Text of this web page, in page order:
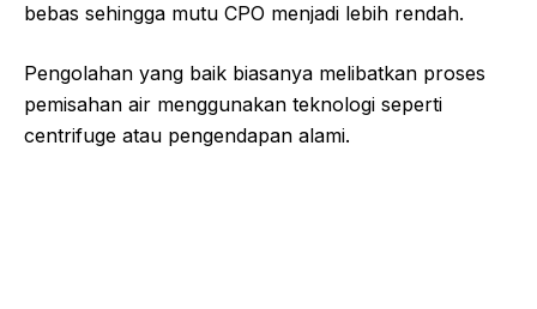
bebas sehingga mutu CPO menjadi lebih rendah.
Pengolahan yang baik biasanya melibatkan proses
pemisahan air menggunakan teknologi seperti
centrifuge atau pengendapan alami.